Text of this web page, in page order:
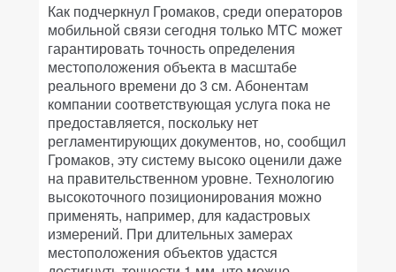
Как подчеркнул Громаков, среди операторов
мобильной связи сегодня только МТС может
гарантировать точность определения
местоположения объекта в масштабе
реального времени до 3 см. Абонентам
компании соответствующая услуга пока не
предоставляется, поскольку нет
регламентирующих документов, но, сообщил
Громаков, эту систему высоко оценили даже
на правительственном уровне. Технологию
высокоточного позиционирования можно
применять, например, для кадастровых
измерений. При длительных замерах
местоположения объектов удастся